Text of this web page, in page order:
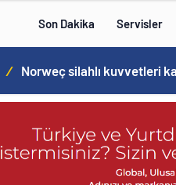
Son Dakika Servisler
/